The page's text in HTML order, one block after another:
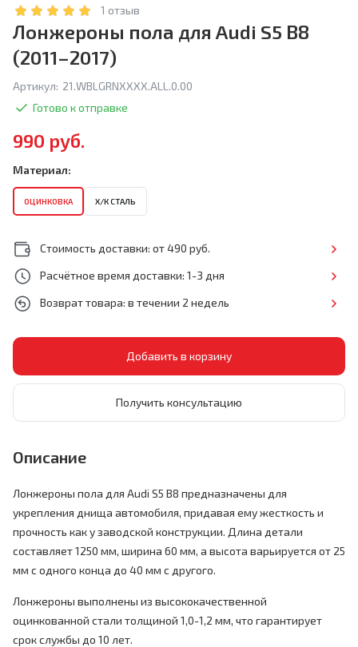
1 отзыв
Лонжероны пола для Audi S5 B8
(2011–2017)
Артикул: 21.WBLGRNXXXX.ALL.0.00
Готово к отправке
990 руб.
Материал:
ОЦИНКОВКА Х/К СТАЛЬ
Стоимость доставки: от 490 руб.
Расчётное время доставки: 1-3 дня
Возврат товара: в течении 2 недель
Получить консультацию
Описание
Лонжероны пола для Audi S5 B8 предназначены для
укрепления днища автомобиля, придавая ему жесткость и
прочность как у заводской конструкции. Длина детали
составляет 1250 мм, ширина 60 мм, а высота варьируется от 25
мм с одного конца до 40 мм с другого.
Лонжероны выполнены из высококачественной
оцинкованной стали толщиной 1,0-1,2 мм, что гарантирует
срок службы до 10 лет.